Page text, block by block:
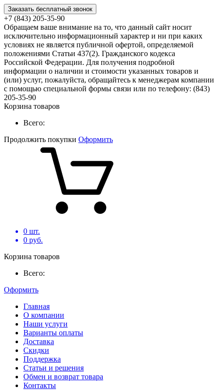
Заказать бесплатный звонок
+7 (843) 205-35-90
Обращаем ваше внимание на то, что данный сайт носит
исключительно информационный характер и ни при каких
условиях не является публичной офертой, определяемой
положениями Статьи 437(2). Гражданского кодекса
Российской Федерации. Для получения подробной
информации о наличии и стоимости указанных товаров и
(или) услуг, пожалуйста, обращайтесь к менеджерам компании
с помощью специальной формы связи или по телефону: (843)
205-35-90
Корзина товаров
Всего:
Продолжить покупки Оформить
0 шт.
0 руб.
Корзина товаров
Всего:
Оформить
Главная
О компании
Наши услуги
Варианты оплаты
Доставка
Скидки
Поддержка
Статьи и решения
Обмен и возврат товара
Контакты